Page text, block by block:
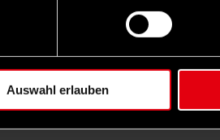
Auswahl erlauben